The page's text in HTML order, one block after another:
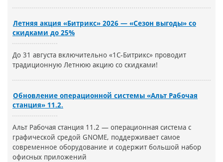
Летняя акция «Битрикс» 2026 — «Сезон выгоды» со
скидками до 25%
До 31 августа включительно «1С-Битрикс» проводит
традиционную Летнюю акцию со скидками!
Обновление операционной системы «Альт Рабочая
станция» 11.2.
Альт Рабочая станция 11.2 — операционная система с
графической средой GNOME, поддерживает самое
современное оборудование и содержит большой набор
офисных приложений